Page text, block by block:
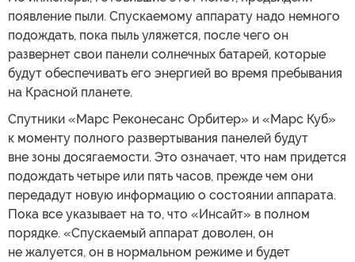
появление пыли. Спускаемому аппарату надо немного
подождать, пока пыль уляжется, после чего он
развернет свои панели солнечных батарей, которые
будут обеспечивать его энергией во время пребывания
на Красной планете.
Спутники «Марс Реконесанс Орбитер» и «Марс Куб»
к моменту полного развертывания панелей будут
вне зоны досягаемости. Это означает, что нам придется
подождать четыре или пять часов, прежде чем они
передадут новую информацию о состоянии аппарата.
Пока все указывает на то, что «Инсайт» в полном
порядке. «Спускаемый аппарат доволен, он
не жалуется, он в нормальном режиме и будет